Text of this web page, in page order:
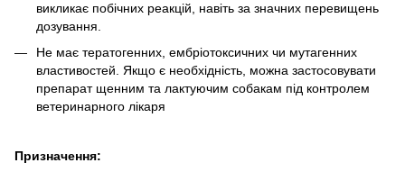
викликає побічних реакцій, навіть за значних перевищень
дозування.
Не має тератогенних, ембріотоксичних чи мутагенних
властивостей. Якщо є необхідність, можна застосовувати
препарат щенним та лактуючим собакам під контролем
ветеринарного лікаря
Призначення: